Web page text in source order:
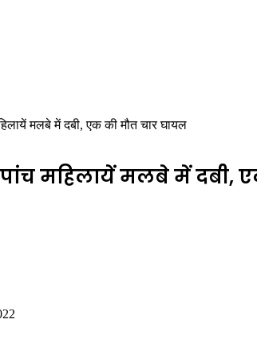
मलबे में दबी, एक की मौत चार घायल
पांच महिलायें मलबे में दबी,